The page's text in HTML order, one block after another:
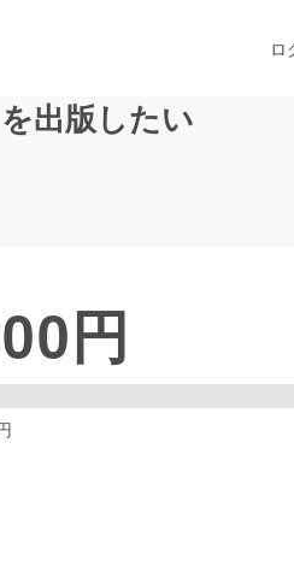
ファッション
ロ
出版したい
円